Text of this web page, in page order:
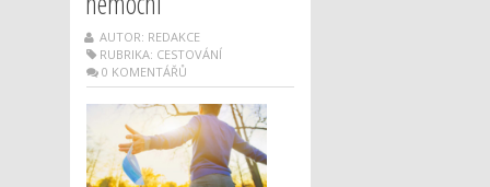
AUTOR: REDAKCE
RUBRIKA: CESTOVÁNÍ
0 KOMENTÁŘŮ